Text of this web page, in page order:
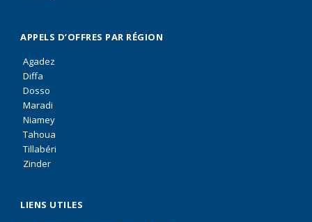
APPELS D’OFFRES PAR RÉGION
Agadez
Diffa
Dosso
Maradi
Niamey
Tahoua
Tillabéri
Zinder
LIENS UTILES